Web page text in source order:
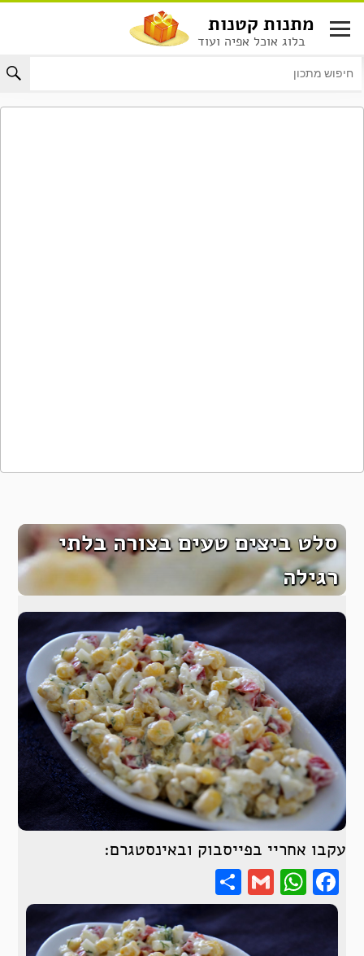
לתוכן
מתנות קטנות
בלוג אוכל אפיה ועוד
סלט ביצים טעים בצורה בלתי
רגילה
עקבו אחריי בפייסבוק ובאינסטגרם:
Facebook
WhatsApp
Gmail